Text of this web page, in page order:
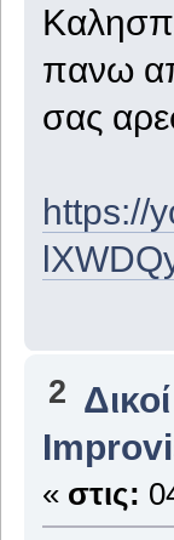
πανω
σας
https://
2
« στις: